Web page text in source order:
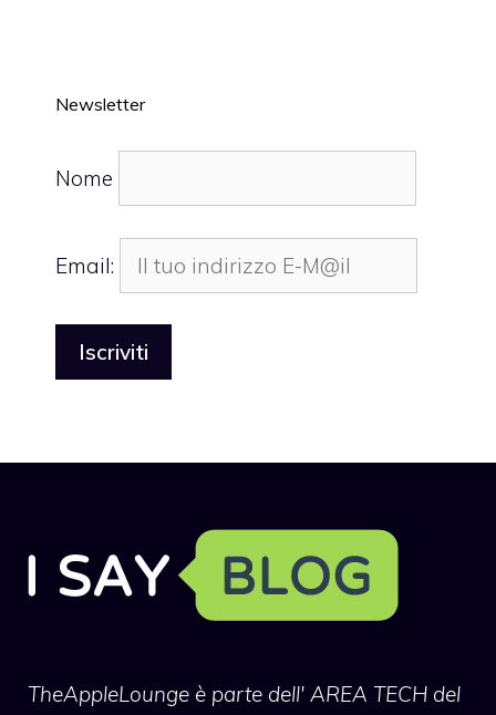
Newsletter
Nome
Email:
TheAppleLounge è parte dell' AREA TECH del